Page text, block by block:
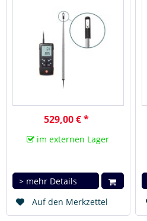
529,00 € *
im externen Lager
> mehr Details
Auf den Merkzettel